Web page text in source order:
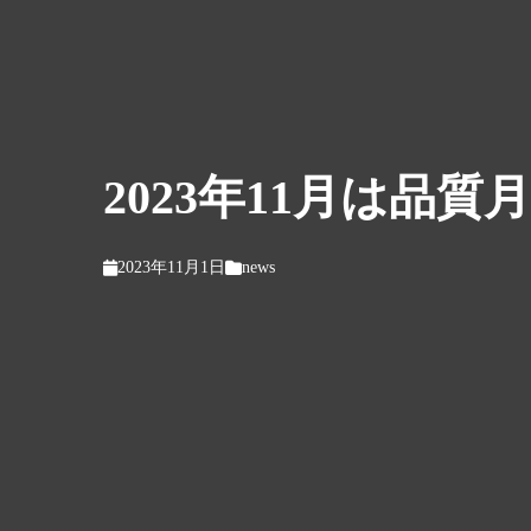
2023年11月は品質
2023年11月1日 news